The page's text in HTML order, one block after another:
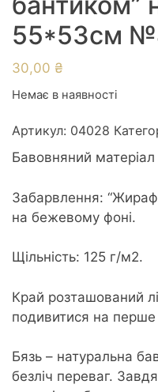
55*53см
30,00 ₴
Немає в наявності
Артикул: 04028
Бавовняний
Забарвлення:
на бежевому фоні.
Щільність: 125 г/м2.
Край розташований
подивитися на
Бязь – натуральна
безліч переваг.